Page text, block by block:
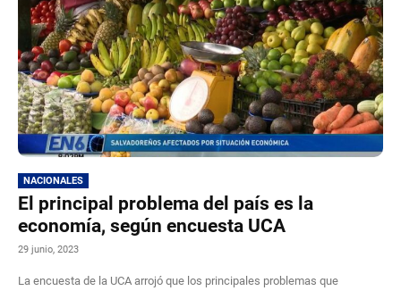
NACIONALES
El principal problema del país es la
economía, según encuesta UCA
29 junio, 2023
La encuesta de la UCA arrojó que los principales problemas que